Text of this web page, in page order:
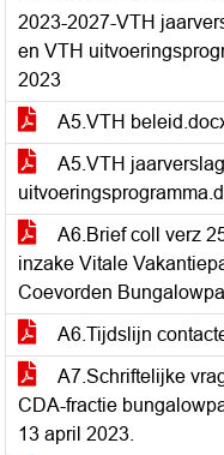
2023-2027-VTH
en VTH
2023
A5.VTH
A5.VTH
A6.Brief coll verz
inzake Vitale
Coevorden
A6.Tijdslijn
A7.Schriftelijke
CDA-fractie
13 april 2023.